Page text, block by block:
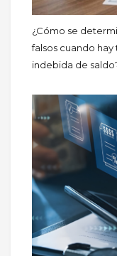
¿Cómo se
falsos cuando
indebida de